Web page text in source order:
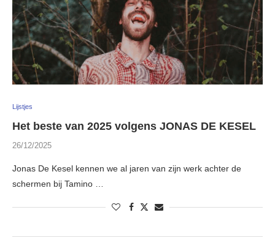
Lijstjes
Het beste van 2025 volgens JONAS DE KESEL
26/12/2025
Jonas De Kesel kennen we al jaren van zijn werk achter de
schermen bij Tamino …